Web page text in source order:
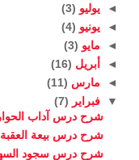
◄ يوليو (3)
◄ يونيو (4)
◄ مايو (3)
◄
أبريل (16)
◄ مارس (11)
▼ فبراير (7)
شرح درس آداب
شرح درس بيعة
شرح درس سجود